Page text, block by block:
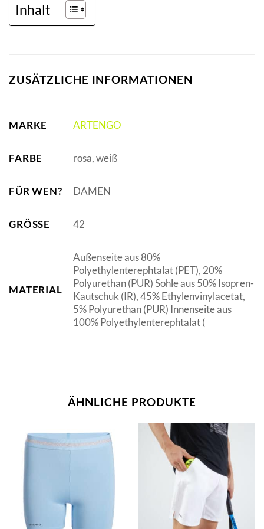
Inhalt
ZUSÄTZLICHE INFORMATIONEN
MARKE ARTENGO
FARBE rosa, weiß
FÜR WEN? DAMEN
GRÖSSE 42
MATERIAL
Außenseite aus 80%
Polyethylenterephtalat (PET), 20%
Polyurethan (PUR) Sohle aus 50% Isopren-
Kautschuk (IR), 45% Ethylenvinylacetat,
5% Polyurethan (PUR) Innenseite aus
100% Polyethylenterephtalat (
ÄHNLICHE PRODUKTE